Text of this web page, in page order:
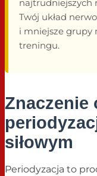
najtrudniejszych
Twój układ
i mniejsze grupy
treningu.
Znaczenie
siłowym
Periodyzacja to